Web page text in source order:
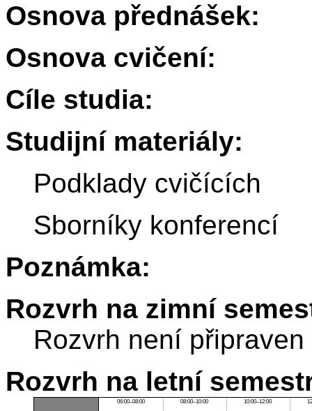
Osnova přednášek:
Osnova cvičení:
Cíle studia:
Studijní materiály:
Podklady cvičících
Sborníky konferencí
Poznámka:
Rozvrh na zimní
Rozvrh není připraven
Rozvrh na letní
06:00–08:00 08:00–10:00 10:00–12:00